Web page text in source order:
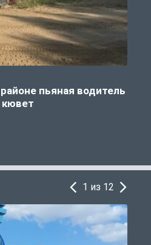
пьяная водитель
кювет
1 из 12